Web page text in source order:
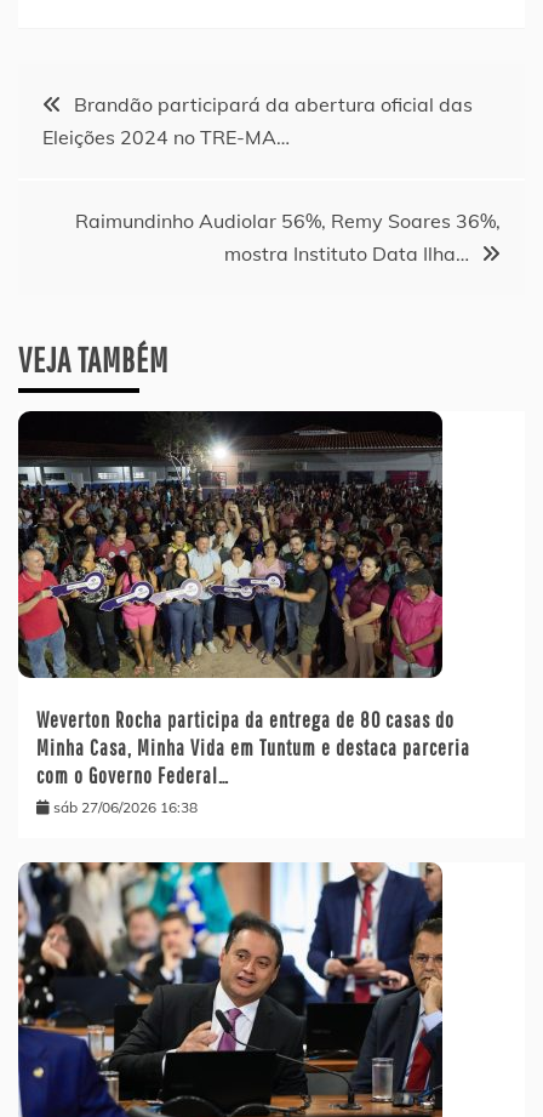
Navegação
Brandão participará da abertura oficial das
Eleições 2024 no TRE-MA…
Raimundinho Audiolar 56%, Remy Soares 36%,
mostra Instituto Data Ilha…
VEJA TAMBÉM
Weverton Rocha participa da entrega de 80 casas do
Minha Casa, Minha Vida em Tuntum e destaca parceria
com o Governo Federal…
sáb 27/06/2026 16:38